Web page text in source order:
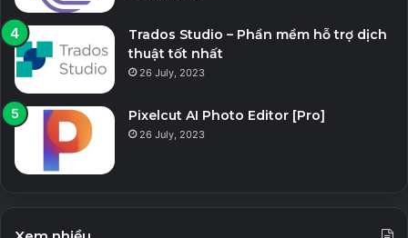
Trados Studio – Phần mềm hỗ trợ dịch
thuật tốt nhất
26 July, 2023
Pixelcut AI Photo Editor [Pro]
26 July, 2023